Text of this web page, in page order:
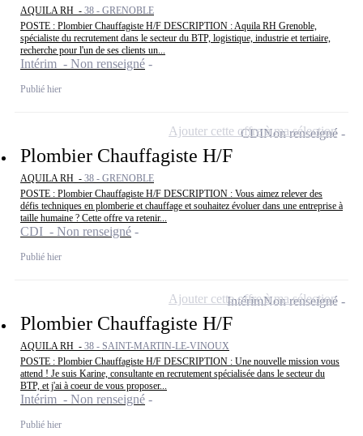
AQUILA RH - 38 - GRENOBLE
POSTE : Plombier Chauffagiste H/F DESCRIPTION : Aquila RH Grenoble,
spécialiste du recrutement dans le secteur du BTP, logistique, industrie et tertiaire,
recherche pour l'un de ses clients un...
Intérim - Non renseigné
Publié hier
Plombier Chauffagiste H/F
AQUILA RH - 38 - GRENOBLE
POSTE : Plombier Chauffagiste H/F DESCRIPTION : Vous aimez relever des
défis techniques en plomberie et chauffage et souhaitez évoluer dans une entreprise à
taille humaine ? Cette offre va retenir...
CDI - Non renseigné
Publié hier
CDINon renseigné
Ajouter cette offre à ma sélection
Plombier Chauffagiste H/F
AQUILA RH - 38 - SAINT-MARTIN-LE-VINOUX
POSTE : Plombier Chauffagiste H/F DESCRIPTION : Une nouvelle mission vous
attend ! Je suis Karine, consultante en recrutement spécialisée dans le secteur du
BTP, et j'ai à coeur de vous proposer...
Intérim - Non renseigné
Publié hier
IntérimNon renseigné
Ajouter cette offre à ma sélection